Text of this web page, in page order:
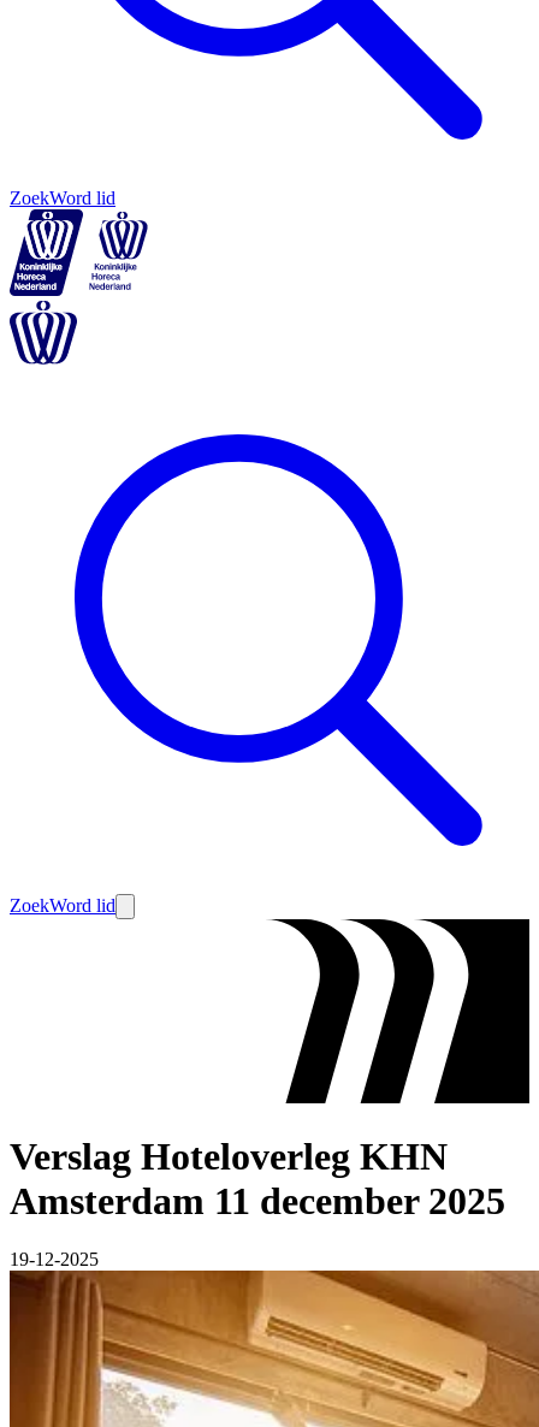
ZoekWord lid
ZoekWord lid
Verslag Hoteloverleg KHN
Amsterdam 11 december 2025
19-12-2025